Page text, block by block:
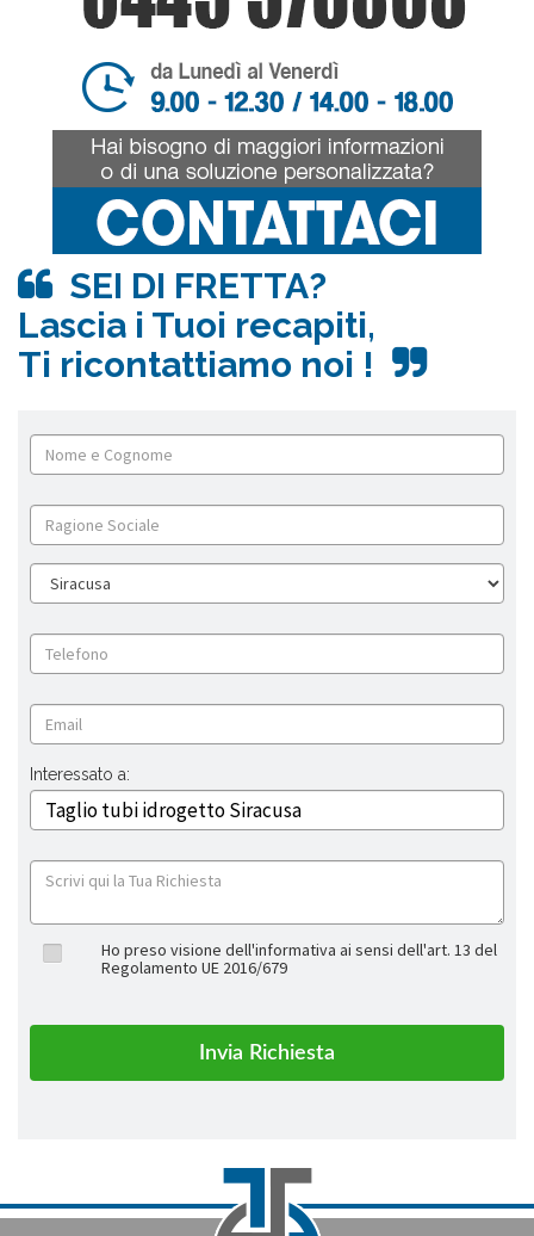
SEI DI FRETTA?
Lascia i Tuoi recapiti,
Ti ricontattiamo noi !
Interessato a:
Ho preso visione dell'informativa ai sensi dell'art. 13 del
Regolamento UE 2016/679